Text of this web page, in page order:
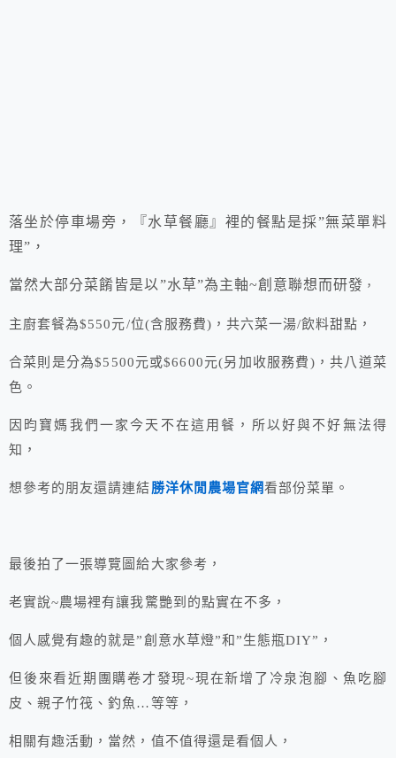
落坐於停車場旁，『水草餐廳』裡的餐點是採”無菜單料
理”，
當然大部分菜餚皆是以”水草”為主軸~創意聯想而研發 ，
主廚套餐為$550元/位(含服務費)，共六菜一湯/飲料甜點，
合菜則是分為$5500元或$6600元(另加收服務費)，共八道菜
色。
因昀寶媽我們一家今天不在這用餐，所以好與不好無法得
知，
想參考的朋友還請連結勝洋休閒農場官網看部份菜單。
最後拍了一張導覽圖給大家參考，
老實說~農場裡有讓我驚艷到的點實在不多，
個人感覺有趣的就是”創意水草燈”和”生態瓶DIY”，
但後來看近期團購卷才發現~現在新增了冷泉泡腳、魚吃腳
皮、親子竹筏、釣魚…等等，
相關有趣活動，當然，值不值得還是看個人，